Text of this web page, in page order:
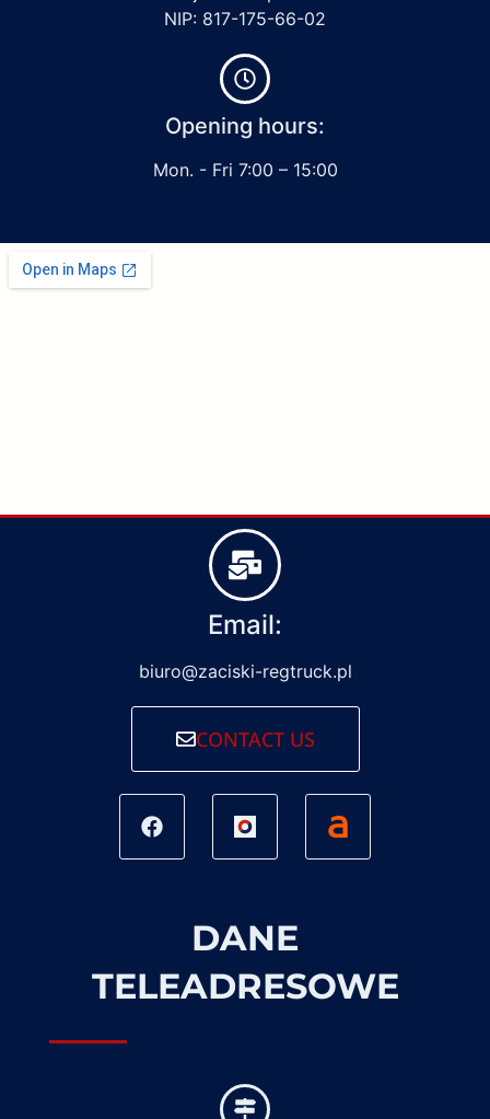
NIP: 817-175-66-02
Opening hours:
Mon. - Fri 7:00 – 15:00
Email:
biuro@zaciski-regtruck.pl
CONTACT US
DANE
TELEADRESOWE